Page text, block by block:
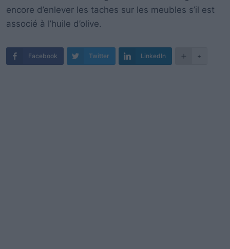
encore d’enlever les taches sur les meubles s’il est
associé à l’huile d’olive.
Facebook Twitter LinkedIn +